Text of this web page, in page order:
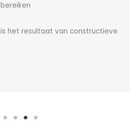
het resultaat van constructieve